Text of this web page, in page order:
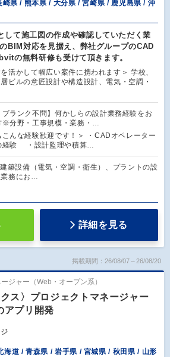
県 / 熊本県 / 大分県 / 宮崎県 / 鹿児島県 / 沖
して施工図の作成や確認していただく業
BIM対応を見据え、弊社グループのCAD
の無料研修も受けて頂きます。
活かして幅広い案件に携われます＞ 学校、
ビルの意匠設計や構造設計、電気・空調・
ブランク不問】何かしらの設計業務経験をお
※分野・工事規模・業務・…
こんな経験歓迎です！＞ ・CADオペレーター
経験 ・設計監理や積算…
築設備（電気・空調・衛生）、プラントの設
業務にお…
詳細を見る
掲載期間：26/08/07～26/08/20
ジャー（Web・オープン系）
ス〉プロジェクトマネージャー
アプリ開発
海道 / 青森県 / 岩手県 / 宮城県 / 秋田県 / 山形